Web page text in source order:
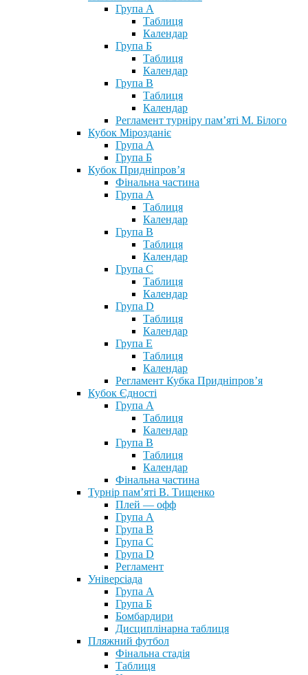
Група А
Таблиця
Календар
Група Б
Таблиця
Календар
Група В
Таблиця
Календар
Регламент турніру пам’яті М. Білого
Кубок Мірозданіє
Група А
Група Б
Кубок Придніпров’я
Фінальна частина
Група А
Таблиця
Календар
Група В
Таблиця
Календар
Група С
Таблиця
Календар
Група D
Таблиця
Календар
Група Е
Таблиця
Календар
Регламент Кубка Придніпров’я
Кубок Єдності
Група А
Таблиця
Календар
Група В
Таблиця
Календар
Фінальна частина
Турнір пам’яті В. Тищенко
Плей — офф
Група А
Група B
Група С
Група D
Регламент
Універсіада
Група А
Група Б
Бомбардири
Дисциплінарна таблиця
Пляжний футбол
Фінальна стадія
Таблиця